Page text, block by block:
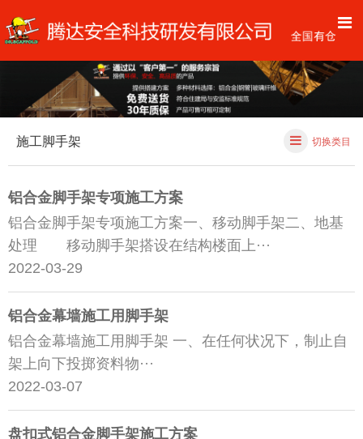
施工脚手架 切换类目
铝合金脚手架专项施工方案
铝合金脚手架专项施工方案一、移动脚手架二、地基
处理 移动脚手架搭设在结构楼面上···
2022-03-29
铝合金幕墙施工用脚手架
铝合金幕墙施工用脚手架 一、在任何状况下，制止自
架上向下投掷资料物···
2022-03-07
盘扣式铝合金脚手架施工方案